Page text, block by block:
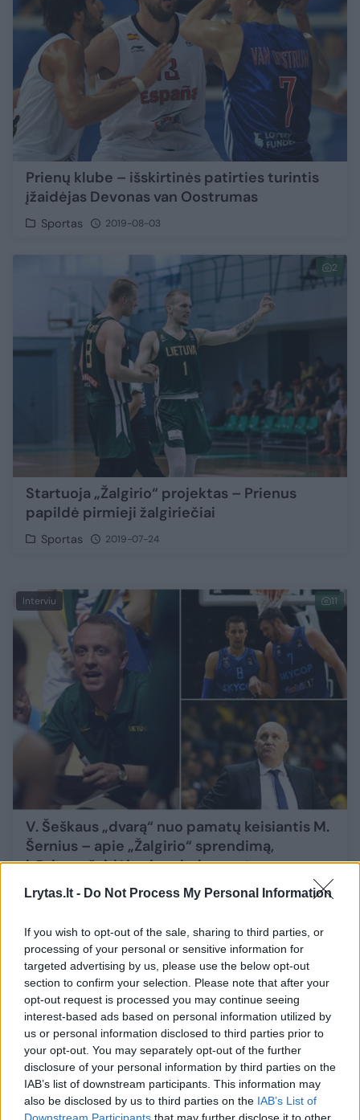
Lrytas.lt - Do Not Process My Personal Information
If you wish to opt-out of the sale, sharing to third parties, or
processing of your personal or sensitive information for
targeted advertising by us, please use the below opt-out
section to confirm your selection. Please note that after your
opt-out request is processed you may continue seeing
interest-based ads based on personal information utilized by
us or personal information disclosed to third parties prior to
your opt-out. You may separately opt-out of the further
disclosure of your personal information by third parties on the
IAB’s list of downstream participants. This information may
also be disclosed by us to third parties on the IAB’s List of
Prienų klube – išskirtinės patirties turintis
įžaidėjas Devonas van Oostrumas
Sportas 2019-08-03
2
Startuoja „Žalgirio“ projektas – Prienus
papildė pirmieji žalgiriečiai
Sportas 2019-07-24
Interviu 11
V. Šeškaus „dvarą“ nuo pamatų keisiantis M.
Šernius – apie „Žalgirio“ sprendimą,
būsimus žaidėjus ir pabaigą moterų
krepšinyje